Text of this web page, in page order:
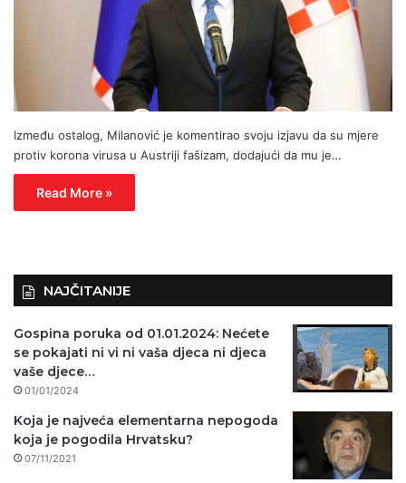
Između ostalog, Milanović je komentirao svoju izjavu da su mjere
protiv korona virusa u Austriji fašizam, dodajući da mu je…
Read More »
NAJČITANIJE
Gospina poruka od 01.01.2024: Nećete
se pokajati ni vi ni vaša djeca ni djeca
vaše djece…
01/01/2024
Koja je najveća elementarna nepogoda
koja je pogodila Hrvatsku?
07/11/2021